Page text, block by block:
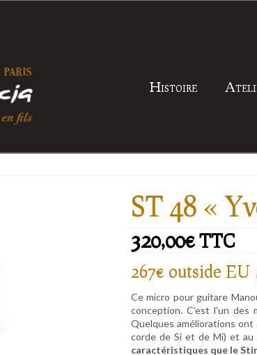
Histoire
ST 48 «
320,00€ TTC
267€ outside EU
Ce micro pour guitare
conception. C’est l’un
Quelques améliorations ont
corde de Si et de Mi) et au
caractéristiques que le